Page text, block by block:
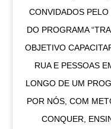
CONVIDADOS PELO
DO PROGRAMA
OBJETIVO
RUA E PESSOAS
LONGO DE UM
POR NÓS, COM
CONQUER,